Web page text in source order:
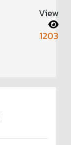
View
1203